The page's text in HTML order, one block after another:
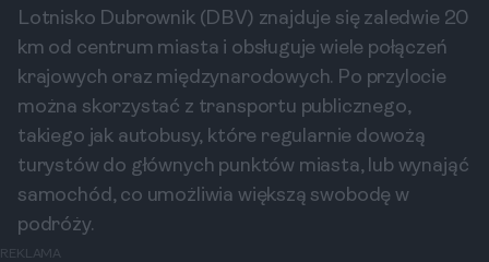
Lotnisko Dubrownik (DBV) znajduje się zaledwie 20
km od centrum miasta i obsługuje wiele połączeń
krajowych oraz międzynarodowych. Po przylocie
można skorzystać z transportu publicznego,
takiego jak autobusy, które regularnie dowożą
turystów do głównych punktów miasta, lub wynająć
samochód, co umożliwia większą swobodę w
podróży.
REKLAMA